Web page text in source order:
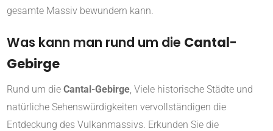
gesamte Massiv bewundern kann.
Was kann man rund um die Cantal-
Gebirge
Rund um die Cantal-Gebirge, Viele historische Städte und
natürliche Sehenswürdigkeiten vervollständigen die
Entdeckung des Vulkanmassivs. Erkunden Sie die